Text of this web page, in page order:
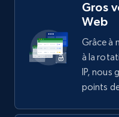
Gros
Web
Grâce à
à la
IP, nous
points